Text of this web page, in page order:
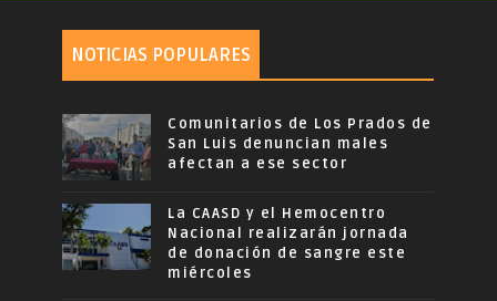
NOTICIAS POPULARES
Comunitarios de Los Prados de
San Luis denuncian males
afectan a ese sector
La CAASD y el Hemocentro
Nacional realizarán jornada
de donación de sangre este
miércoles